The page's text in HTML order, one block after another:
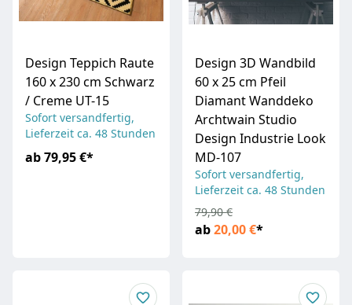
Design Teppich Raute
160 x 230 cm Schwarz
/ Creme UT-15
Sofort versandfertig,
Lieferzeit ca. 48 Stunden
ab79,95 €*
Design 3D Wandbild
60 x 25 cm Pfeil
Diamant Wanddeko
Archtwain Studio
Design Industrie Look
MD-107
Sofort versandfertig,
Lieferzeit ca. 48 Stunden
ab20,00 €*
79,90 €